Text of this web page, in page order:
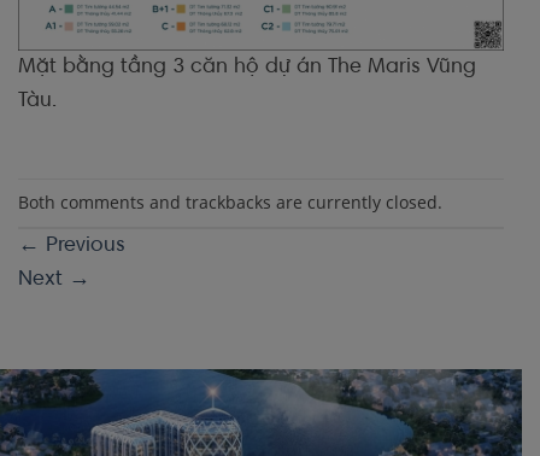
Mặt bằng tầng 3 căn hộ dự án The Maris Vũng
Tàu.
Both comments and trackbacks are currently closed.
← Previous
Next →